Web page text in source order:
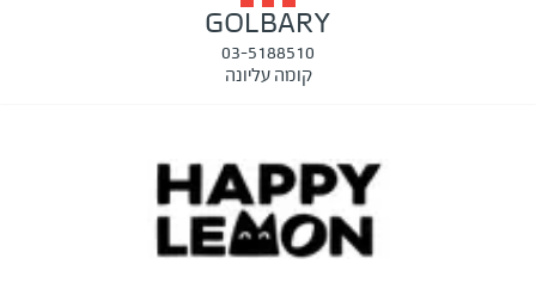
GOLBARY
03-5188510
קומה עליונה